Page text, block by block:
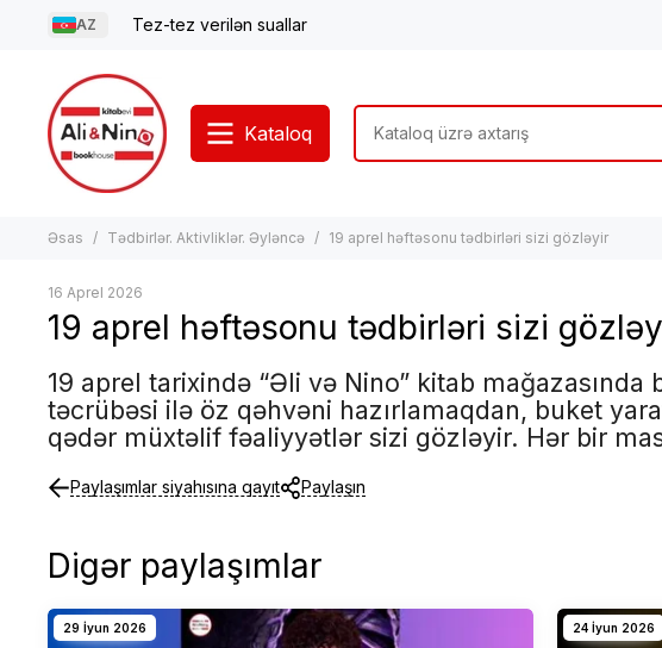
AZ Tez-tez verilən suallar
Kataloq
Əsas Tədbirlər. Aktivliklər. Əyləncə 19 aprel həftəsonu tədbirləri sizi gözləyir
16 Aprel 2026
19 aprel həftəsonu tədbirləri sizi
19 aprel tarixində “Əli və Nino” kitab
təcrübəsi ilə öz qəhvəni hazırlamaqdan, buket
qədər müxtəlif fəaliyyətlər sizi gözləyir. Hər bir
Paylaşımlar siyahısına qayıt Paylaşın
Digər paylaşımlar
29 İyun 2026 24 İyun 2026